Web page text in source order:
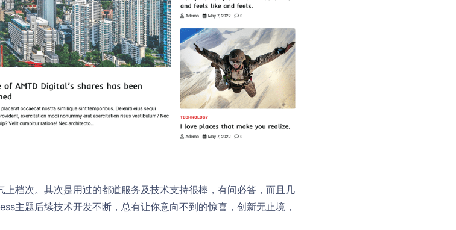
档次。其次是用过的都道服务及技术支持很棒，有问必答，而且几
主题后续技术开发不断，总有让你意向不到的惊喜，创新无止境，